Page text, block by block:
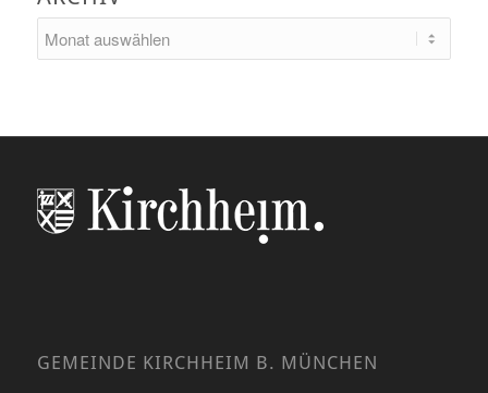
GEMEINDE KIRCHHEIM B. MÜNCHEN